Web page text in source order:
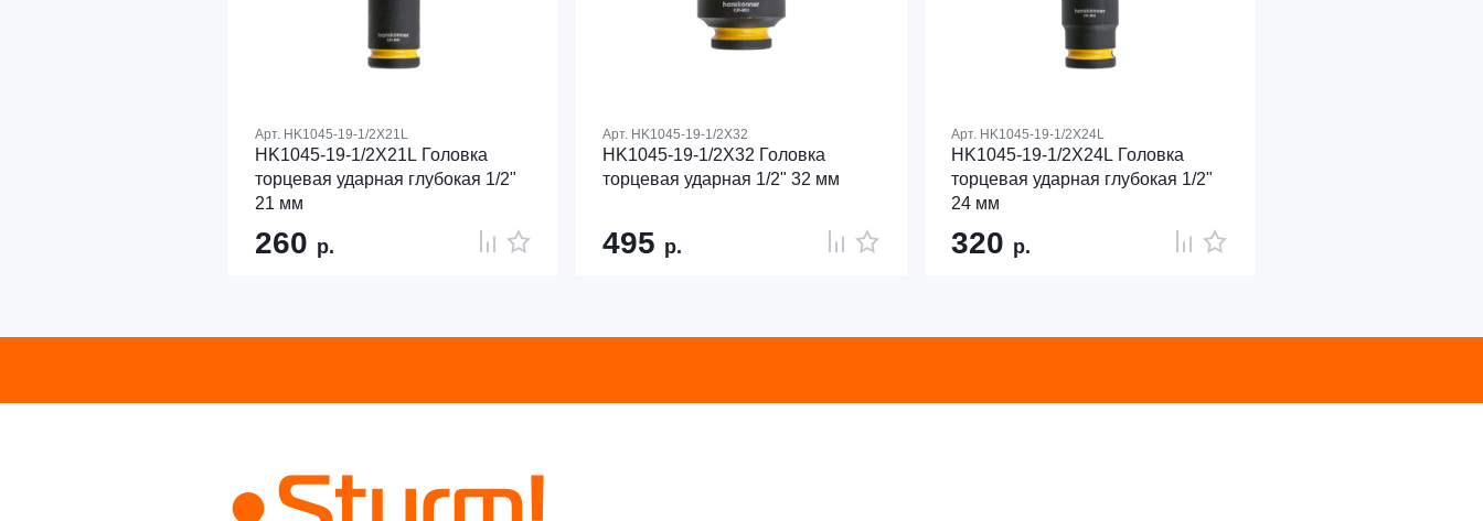
Арт. HK1045-19-1/2X21L
HK1045-19-1/2X21L Головка
торцевая ударная глубокая 1/2"
21 мм
260 р.
Арт. HK1045-19-1/2X32
HK1045-19-1/2X32 Головка
торцевая ударная 1/2" 32 мм
495 р.
Арт. HK1045-19-1/2X24L
HK1045-19-1/2X24L Головка
торцевая ударная глубокая 1/2"
24 мм
320 р.